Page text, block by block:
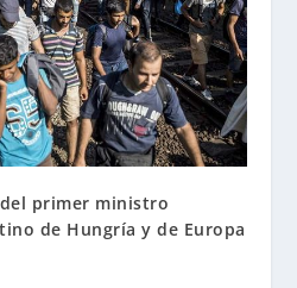
primer ministro
de Hungría y de Europa